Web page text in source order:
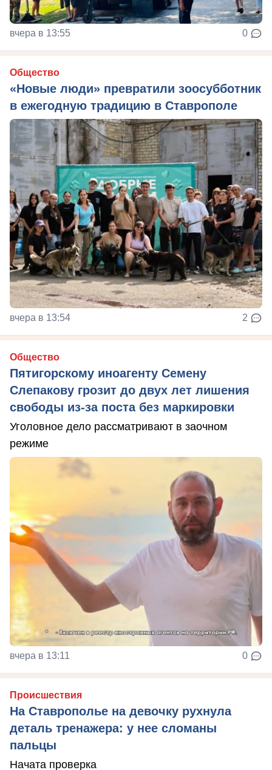
вчера в 13:55 0
Общество
«Новые люди» превратили зоосубботник
в ежегодную традицию в Ставрополе
вчера в 13:54 2
Общество
Пятигорскому иноагенту Семену
Слепакову грозит до двух лет лишения
свободы из-за поста без маркировки
Уголовное дело рассматривают в заочном
режиме
вчера в 13:11 0
Происшествия
На Ставрополье на девочку рухнула
деталь тренажера: у нее сломаны
пальцы
Начата проверка